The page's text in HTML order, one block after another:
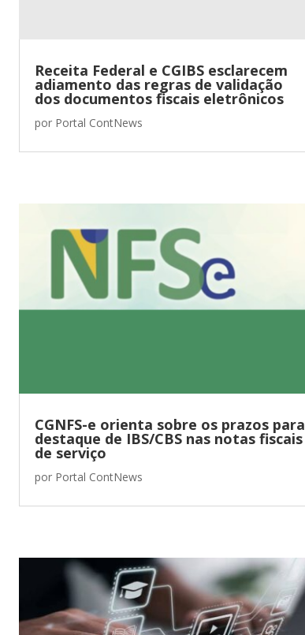
Receita Federal e CGIBS esclarecem
adiamento das regras de validação
dos documentos fiscais eletrônicos
por Portal ContNews
CGNFS-e orienta sobre os prazos para
destaque de IBS/CBS nas notas fiscais
de serviço
por Portal ContNews